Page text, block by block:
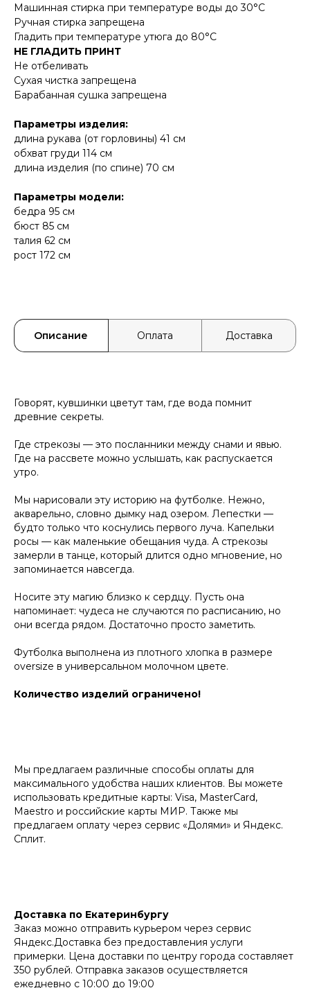
Машинная стирка при температуре воды до 30°C
Ручная стирка запрещена
Гладить при температуре утюга до 80°C
НЕ ГЛАДИТЬ ПРИНТ
Не отбеливать
Сухая чистка запрещена
Барабанная сушка запрещена
Параметры изделия:
длина рукава (от горловины) 41 см
обхват груди 114 см
длина изделия (по спине) 70 см
Параметры модели:
бедра 95 см
бюст 85 см
талия 62 см
рост 172 см
Описание Оплата Доставка
Говорят, кувшинки цветут там, где вода помнит
древние секреты.
Где стрекозы — это посланники между снами и явью.
Где на рассвете можно услышать, как распускается
утро.
Мы нарисовали эту историю на футболке. Нежно,
акварельно, словно дымку над озером. Лепестки —
будто только что коснулись первого луча. Капельки
росы — как маленькие обещания чуда. А стрекозы
замерли в танце, который длится одно мгновение, но
запоминается навсегда.
Носите эту магию близко к сердцу. Пусть она
напоминает: чудеса не случаются по расписанию, но
они всегда рядом. Достаточно просто заметить.
Футболка выполнена из плотного хлопка в размере
oversize в универсальном молочном цвете.
Количество изделий ограничено!
Мы предлагаем различные способы оплаты для
максимального удобства наших клиентов. Вы можете
использовать кредитные карты: Visa, MasterCard,
Maestro и российские карты МИР. Также мы
предлагаем оплату через сервис «‎Долями» и Яндекс.
Сплит.
Доставка по Екатеринбургу
Заказ можно отправить курьером через сервис
Яндекс.Доставка без предоставления услуги
примерки. Цена доставки по центру города составляет
350 рублей. Отправка заказов осуществляется
ежедневно с 10:00 до 19:00